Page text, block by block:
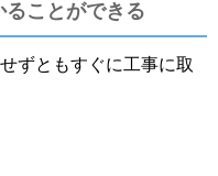
ことができる
ずともすぐに工事に取